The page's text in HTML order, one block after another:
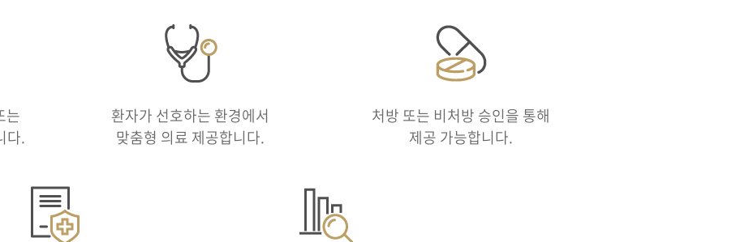
는
다.
환자가 선호하는 환경에서
맞춤형 의료 제공합니다.
처방 또는 비처방 승인을 통해
제공 가능합니다.